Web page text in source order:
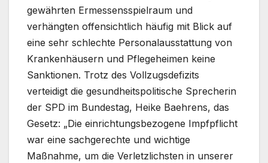
gewährten Ermessensspielraum und
verhängten offensichtlich häufig mit Blick auf
eine sehr schlechte Personalausstattung von
Krankenhäusern und Pflegeheimen keine
Sanktionen. Trotz des Vollzugsdefizits
verteidigt die gesundheitspolitische Sprecherin
der SPD im Bundestag, Heike Baehrens, das
Gesetz: „Die einrichtungsbezogene Impfpflicht
war eine sachgerechte und wichtige
Maßnahme, um die Verletzlichsten in unserer